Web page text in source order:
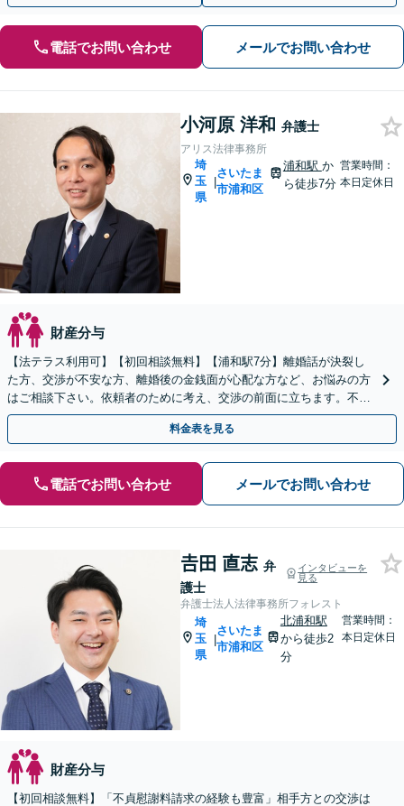
電話でお問い合わせ メールでお問い合わせ
小河原 洋和 弁護士
アリス法律事務所
埼
玉
県
|
さいたま
市浦和区
浦和駅 か
ら徒歩7分
営業時間：
本日定休日
財産分与
【法テラス利用可】【初回相談無料】【浦和駅7分】離婚話が決裂し
た方、交渉が不安な方、離婚後の金銭面が心配な方など、お悩みの方
はご相談下さい。依頼者のために考え、交渉の前面に立ちます。不貞
行為の慰謝料（請求する側・される側）も承ります。
料金表を見る
電話でお問い合わせ メールでお問い合わせ
𠮷田 直志 弁
護士
インタビューを
見る
弁護士法人法律事務所フォレスト
埼
玉
県
|
さいたま
市浦和区
北浦和駅
から徒歩2
分
営業時間：
本日定休日
財産分与
【初回相談無料】「不貞慰謝料請求の経験も豊富」相手方との交渉は